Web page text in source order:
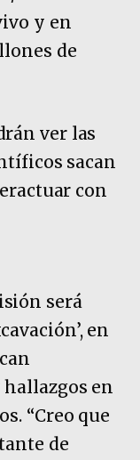
y en
de
ver las
sacan
con
será
en
en
“Creo que
de